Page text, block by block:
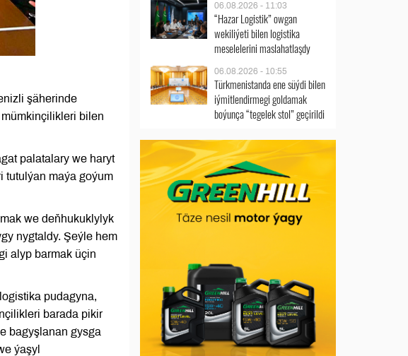
şäherinde
bilen
palatalary we haryt
tutulýan maýa goýum
we deňhukuklylyk
nygtaldy. Şeýle hem
alyp barmak üçin
pudagyna,
barada pikir
bagyşlanan gysga
ýaşyl
06.08.2026 - 11:03
“Hazar Logistik” owgan
wekiliýeti bilen logistika
meselelerini maslahatlaşdy
06.08.2026 - 10:55
Türkmenistanda ene süýdi bilen
iýmitlendirmegi goldamak
boýunça “tegelek stol” geçirildi